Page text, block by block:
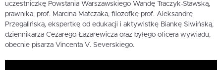
uczestniczkę Powstania Warszawskiego Wandę Traczyk-Stawską,
prawnika, prof. Marcina Matczaka, filozofkę prof. Aleksandrę
Przegalińską, ekspertkę od edukacji i aktywistkę Biankę Siwińską,
dziennikarza Cezarego Łazarewicza oraz byłego oficera wywiadu,
obecnie pisarza Vincenta V. Severskiego.